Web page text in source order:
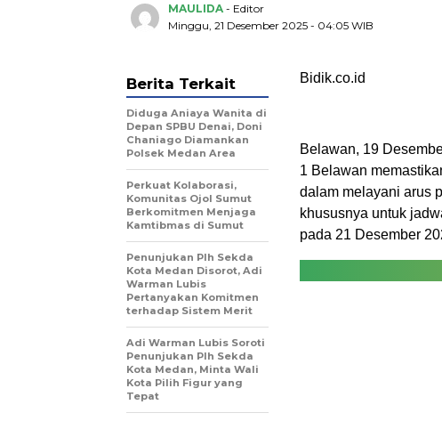
MAULIDA - Editor
Minggu, 21 Desember 2025 - 04:05 WIB
Bidik.co.id
Belawan, 19
1 Belawan
dalam melayani arus
khususnya untuk
pada 21 Desember
Berita Terkait
Diduga Aniaya Wanita di
Depan SPBU Denai, Doni
Chaniago Diamankan
Polsek Medan Area
Perkuat Kolaborasi,
Komunitas Ojol Sumut
Berkomitmen Menjaga
Kamtibmas di Sumut
Penunjukan Plh Sekda
Kota Medan Disorot, Adi
Warman Lubis
Pertanyakan Komitmen
terhadap Sistem Merit
Adi Warman Lubis Soroti
Penunjukan Plh Sekda
Kota Medan, Minta Wali
Kota Pilih Figur yang
Tepat